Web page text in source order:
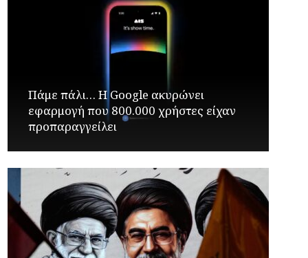
Πάμε πάλι… Η Google ακυρώνει
εφαρμογή που 800.000 χρήστες είχαν
προπαραγγείλει